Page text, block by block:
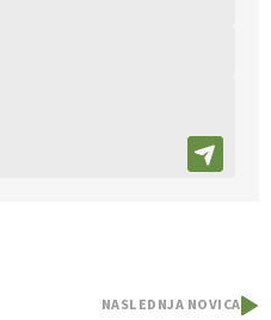
NASLEDNJA NOVICA